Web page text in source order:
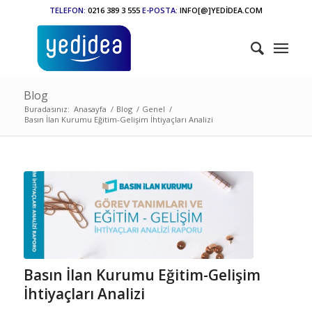
TELEFON: 0216 389 3 555 E-POSTA: INFO[@]YEDİDEA.COM
Blog
Buradasınız: Anasayfa / Blog / Genel /
Basın İlan Kurumu Eğitim-Gelişim İhtiyaçları Analizi
Basın İlan Kurumu Eğitim-Gelişim
İhtiyaçları Analizi